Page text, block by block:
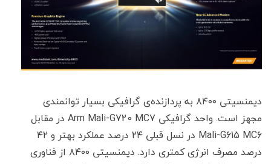
دیمنسیتی ۸۴۰۰ به پردازنده‌ی گرافیکی بسیار توانمندی
مجهز است. واحد گرافیکی Arm Mali-G720 MC7 در مقابل
Mali-G615 MC6 در نسل قبلی ۲۴ درصد عملکرد بهتر و ۴۲
درصد مصرف انرژی کمتری دارد. دیمنسیتی ۸۴۰۰ از فناوری